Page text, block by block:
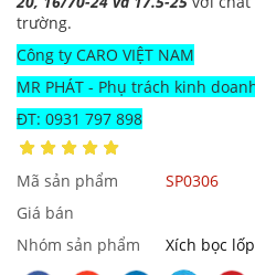
trường.
Công ty CARO VIỆT NAM
MR PHÁT - Phụ trách kinh
ĐT: 0931 797 898
Mã sản phẩm
SP0306
Giá bán
Nhóm sản phẩm
Xích bọc lốp